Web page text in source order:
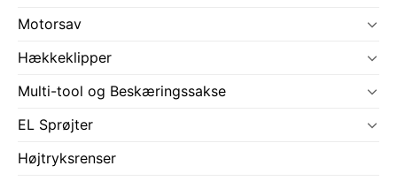
Motorsav
Hækkeklipper
Multi-tool og Beskæringssakse
EL Sprøjter
Højtryksrenser